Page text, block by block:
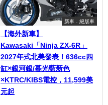
新車．絕版車
【海外新車】
Kawasaki「Ninja ZX-6R」
2027年式北美發表！636cc四
缸×銀河銀/暮光藍新色
×KTRC/KIBS電控，11,599美
元起